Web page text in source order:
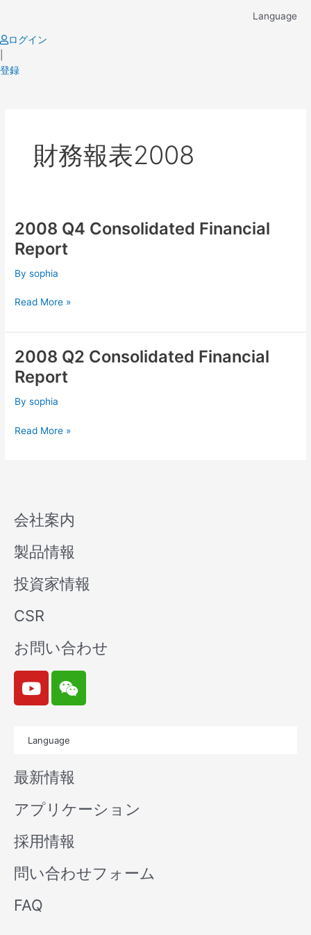
content
Language
ログイン
登録
財務報表2008
2008 Q4 Consolidated Financial
Report
Bysophia
2008
Q4
Consolidated
Financial
Read More »
2008 Q2 Consolidated Financial
Report
Bysophia
2008
Q2
Consolidated
Financial
Read More »
会社案内
製品情報
投資家情報
CSR
お問い合わせ
Y
o
u
b
e
W
e
i
n
Language
最新情報
アプリケーション
採用情報
問い合わせフォーム
FAQ